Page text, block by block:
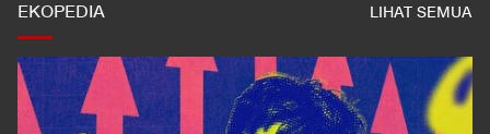
EKOPEDIA LIHAT SEMUA